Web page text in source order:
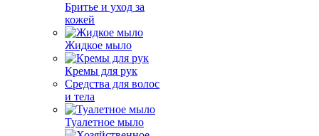
Бритье и уход за
кожей
Жидкое мыло
Кремы для рук
Средства для волос
и тела
Туалетное мыло